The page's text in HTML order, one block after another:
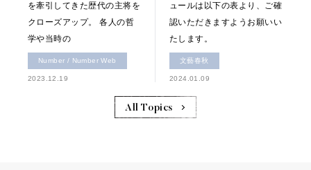
を牽引してきた歴代の主将を
クローズアップ。 各人の哲
学や当時の
Number / Number Web
2023.12.19
ュールは以下の表より、ご確
認いただきますようお願いい
たします。
文藝春秋
2024.01.09
All Topics